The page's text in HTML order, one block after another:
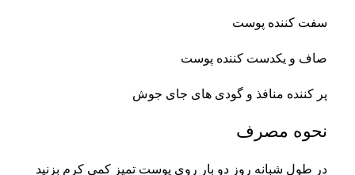
سفت کننده پوست
صاف و یکدست کننده پوست
پر کننده منافذ و گودی های جای جوش
نحوه مصرف
در طول شبانه روز دو بار روی پوست تمیز کمی کرم بزنید